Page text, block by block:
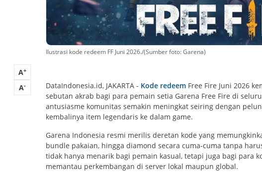
Ilustrasi kode redeem FF Juni 2026./(Sumber foto: Garena)
A+
A- DataIndonesia.id, JAKARTA - Kode redeem Free Fire Juni 2026
sebutan akrab bagi para pemain setia Garena Free Fire di
antusiasme komunitas semakin meningkat seiring dengan
kembalinya item legendaris ke dalam game.
Garena Indonesia resmi merilis deretan kode yang
bundle pakaian, hingga diamond secara cuma-cuma tanpa
tidak hanya menarik bagi pemain kasual, tetapi juga bagi para
memantau perkembangan di server lokal maupun global.